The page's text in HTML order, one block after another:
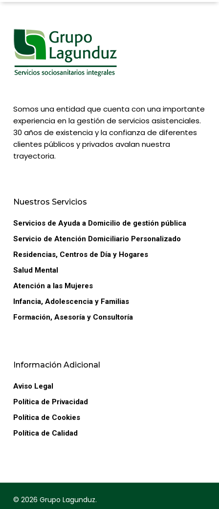
Somos una entidad que cuenta con una importante
experiencia en la gestión de servicios asistenciales.
30 años de existencia y la confianza de diferentes
clientes públicos y privados avalan nuestra
trayectoria.
Nuestros Servicios
Servicios de Ayuda a Domicilio de gestión pública
Servicio de Atención Domiciliario Personalizado
Residencias, Centros de Día y Hogares
Salud Mental
Atención a las Mujeres
Infancia, Adolescencia y Familias
Formación, Asesoría y Consultoría
Información Adicional
Aviso Legal
Política de Privacidad
Política de Cookies
Política de Calidad
© 2026 Grupo Lagunduz.